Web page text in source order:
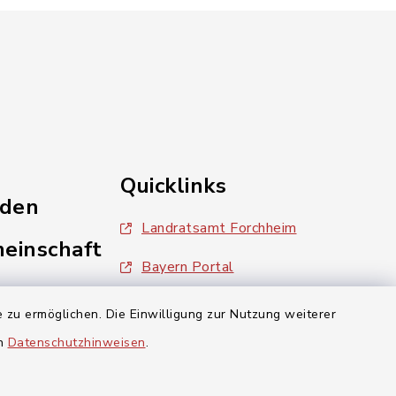
ermöglichen. Die Einwilligung zur Nutzung weiterer
Datenschutzhinweisen.
Quicklinks
Landratsamt Forchheim
Bayern Portal
inixmedia